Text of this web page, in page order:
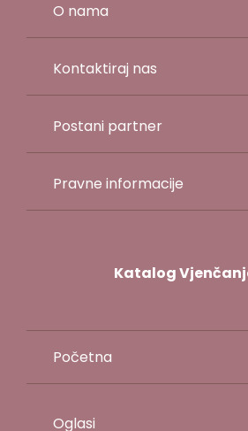
O nama
Kontaktiraj nas
Postani partner
Pravne informacije
Katalog
Početna
Oglasi